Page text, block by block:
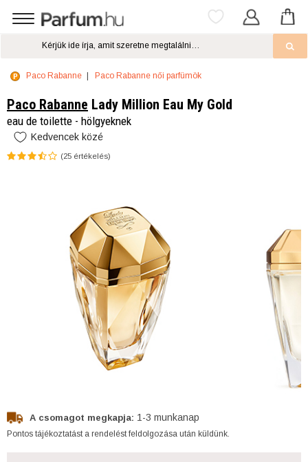
Paco Rabanne Paco Rabanne női parfümök
Paco Rabanne Lady Million Eau My Gold
eau de toilette - hölgyeknek
Kedvencek közé
(25 értékelés)
A csomagot megkapja: 1-3 munkanap
Pontos tájékoztatást a rendelést feldolgozása után küldünk.